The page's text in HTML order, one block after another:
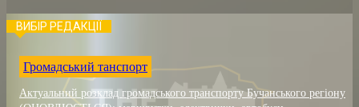
ВИБІР РЕДАКЦІЇ
Громадський танспорт
Актуальний розклад громадського транспорту Бучанського регіону